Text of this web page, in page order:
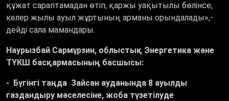
құжат сараптамадан өтіп, қаржы уақытылы бөлінсе,
келер жылы ауыл жұртының арманы орындалады»,-
дейді сала мамандары.
Наурызбай Сармұрзин, облыстық Энергетика және
ТҮКШ басқармасының басшысы:
- Бүгінгі таңда Зайсан ауданында 8 ауылды
газдандыру мәселесіне, жоба түзетілуде